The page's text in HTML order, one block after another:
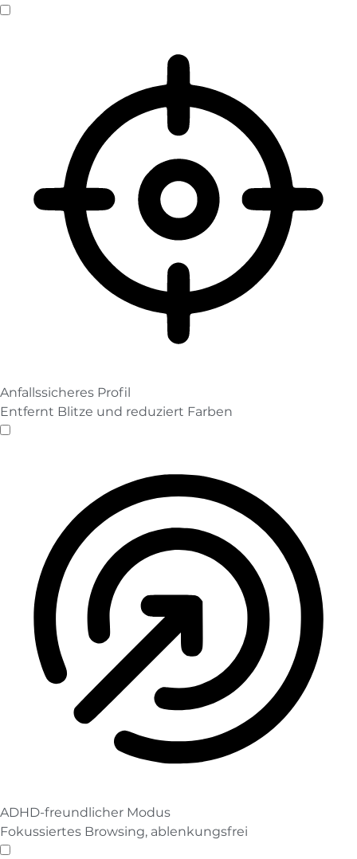
Sehbehinderten-Modus
Anfallssicheres Profil
Entfernt Blitze und reduziert Farben
Anfallssicheres Profil
ADHD-freundlicher Modus
Fokussiertes Browsing, ablenkungsfrei
ADHD-freundlicher Modus